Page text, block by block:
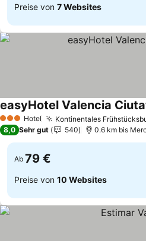
Preise von 7 Websites
3 SterneHotel Kontinentales
easyHotel Valencia
8,0 Sehr gut 540 0.6 km bis
Ab 79 €
Preise von 10 Websites